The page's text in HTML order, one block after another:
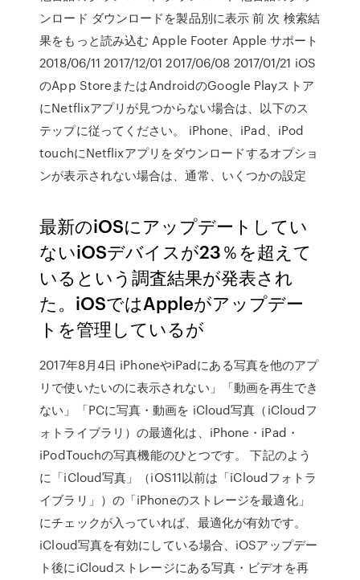
ンロード ダウンロードを製品別に表示 前 次 検索結
果をもっと読み込む Apple Footer Apple サポート
2018/06/11 2017/12/01 2017/06/08 2017/01/21 iOS
のApp StoreまたはAndroidのGoogle Playストア
にNetflixアプリが見つからない場合は、以下のス
テップに従ってください。 iPhone、iPad、iPod
touchにNetflixアプリをダウンロードするオプショ
ンが表示されない場合は、通常、いくつかの設定
最新のiOSにアップデートしてい
ないiOSデバイスが23％を超えて
いるという調査結果が発表され
た。iOSではAppleがアップデー
トを管理しているが
2017年8月4日 iPhoneやiPadにある写真を他のアプ
リで使いたいのに表示されない」「動画を再生でき
ない」「PCに写真・動画を iCloud写真（iCloudフ
ォトライブラリ）の最適化は、iPhone・iPad・
iPodTouchの写真機能のひとつです。 下記のよう
に「iCloud写真」（iOS11以前は「iCloudフォトラ
イブラリ」）の「iPhoneのストレージを最適化」
にチェックが入っていれば、最適化が有効です。
iCloud写真を有効にしている場合、iOSアップデー
ト後にiCloudストレージにある写真・ビデオを再